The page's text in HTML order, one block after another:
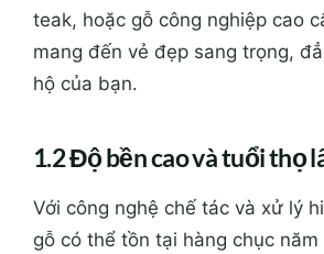
teak, hoặc gỗ công nghiệp cao
mang đến vẻ đẹp sang trọng,
hộ của bạn.
1.2 Độ bền cao và tuổi thọ
Với công nghệ chế tác và xử lý
gỗ có thể tồn tại hàng chục